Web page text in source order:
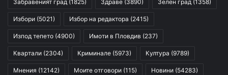
Забравеният град (1825) Здраве (3890) Зелен град (1358)
Избори (5021) Избор на редактора (2415)
Изпод тепето (4900) Имоти в Пловдив (237)
Квартали (2304) Криминале (5973) Култура (9789)
Мнения (12142) Моите отговори (115) Новини (54283)